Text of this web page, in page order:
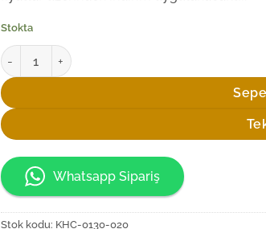
Stokta
Elsanat Tek Kişilik Fincan Seti Turkuaz adet
Whatsapp Sipariş
Stok kodu: KHC-0130-020